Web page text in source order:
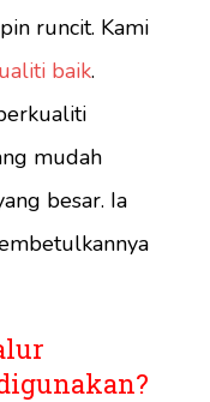
runcit. Kami
baik.
mudah
besar. Ia